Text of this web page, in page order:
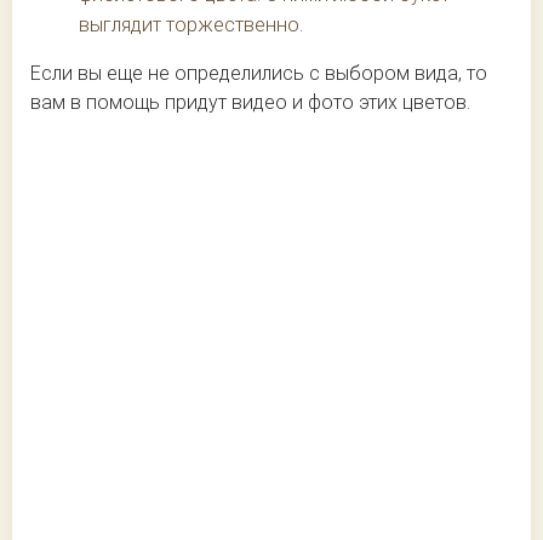
выглядит торжественно.
Если вы еще не определились с выбором вида, то
вам в помощь придут видео и фото этих цветов.